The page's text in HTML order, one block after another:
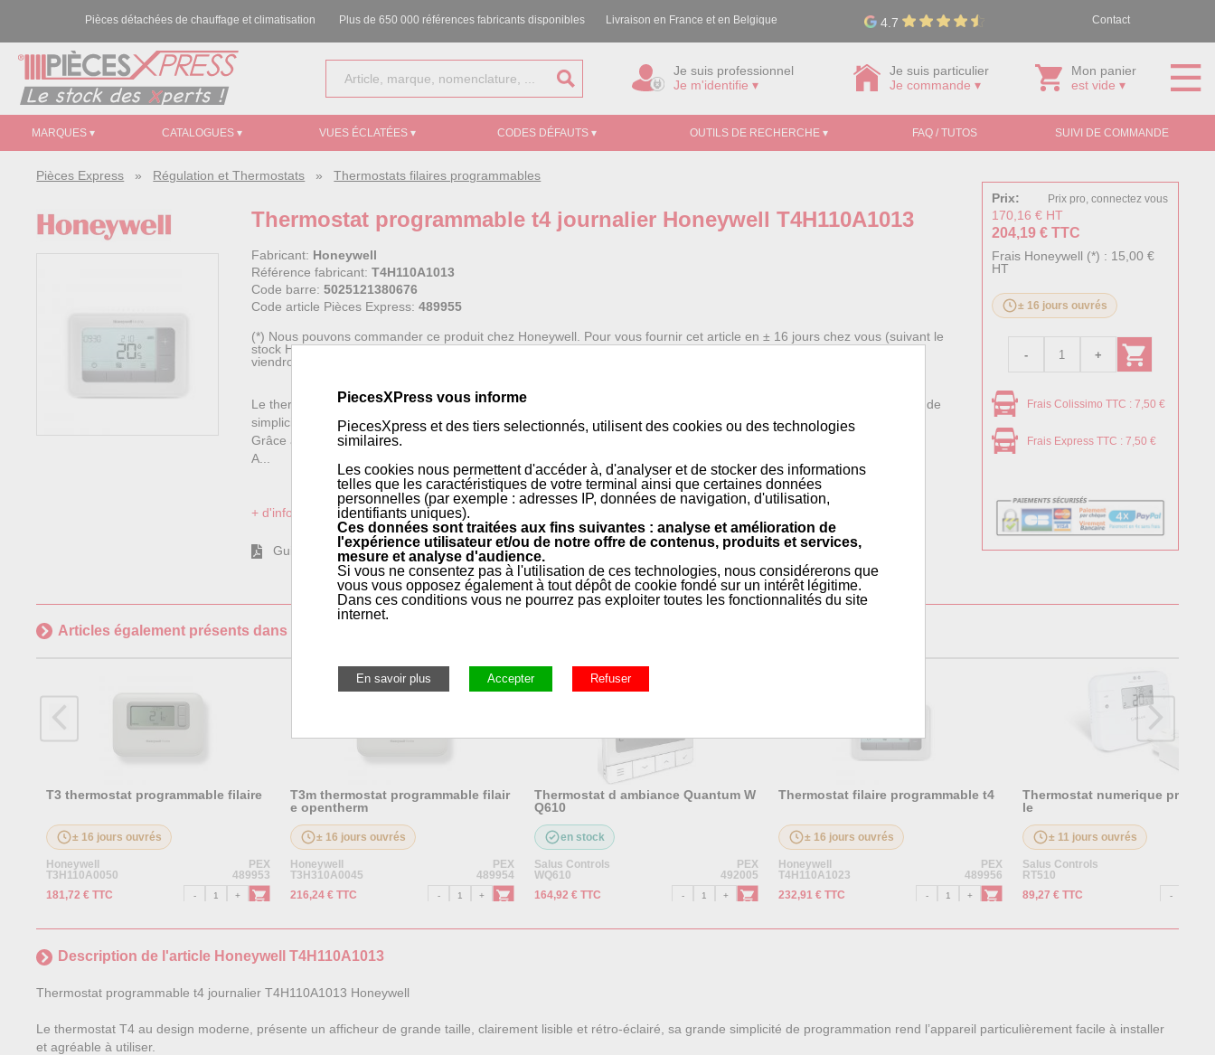
Pièces détachées de chauffage et climatisation Plus de 650 000 références fabricants disponibles Livraison en France et en Belgique 4.7 Contact
Je suis professionnel
Je m'identifie ▾
Je suis particulier
Je commande ▾
Mon panier
est vide ▾
MARQUES ▾ CATALOGUES ▾ VUES ÉCLATÉES ▾ CODES DÉFAUTS ▾ OUTILS DE RECHERCHE ▾ FAQ / TUTOS SUIVI DE COMMANDE
Pièces Express » Régulation et Thermostats »Thermostats filaires programmables
Thermostat programmable t4 journalier Honeywell T4H110A1013
Fabricant: Honeywell
Référence fabricant: T4H110A1013
Code barre: 5025121380676
Code article Pièces Express: 489955
(*) Nous pouvons commander ce produit chez Honeywell. Pour vous fournir cet article en ± 16 jours chez vous (suivant le
stock Honeywell), ce fournisseur nous facture 15,00 € HT de frais de transport pour commande spéciale. Ces frais
viendront s'ajouter à votre coût de transport dans votre panier.
Le thermostat T4 au design moderne, présente un afficheur de grande taille, clairement lisible et rétro-éclairé, sa grande
simplicité de programmation rend l’appareil particulièrement facile à installer et agréable à utiliser.
Grâce à son design moderne et esthétique, le T4 s’intègre dans tous les intérieurs.
A...
+ d'informations sur l'article
Guide utilisation Présentation
Prix: Prix pro, connectez vous
170,16 € HT
204,19 € TTC
Frais Honeywell (*) : 15,00 €
HT
± 16 jours ouvrés
Frais Colissimo TTC : 7,50 €
Frais Express TTC : 7,50 €
Articles également présents dans
T3 thermostat programmable filaire
± 16 jours ouvrés
Honeywell
PEX
T3H110A0050
489953
181,72 € TTC
T3m thermostat programmable filair
e opentherm
± 16 jours ouvrés
Honeywell
PEX
T3H310A0045
489954
216,24 € TTC
Thermostat d ambiance Quantum W
Q610
en stock
Salus Controls
PEX
WQ610
492005
164,92 € TTC
Thermostat filaire programmable t4
± 16 jours ouvrés
Honeywell
PEX
T4H110A1023
489956
232,91 € TTC
Thermostat numerique
le
± 11 jours ouvrés
Salus Controls
RT510
89,27 € TTC
Description de l'article Honeywell T4H110A1013
Thermostat programmable t4 journalier T4H110A1013 Honeywell
Le thermostat T4 au design moderne, présente un afficheur de grande taille, clairement lisible et rétro-éclairé, sa grande simplicité de programmation rend l’appareil particulièrement facile à installer
et agréable à utiliser.
PiecesXPress vous informe
PiecesXpress et des tiers selectionnés, utilisent des cookies ou des technologies
similaires.
Les cookies nous permettent d'accéder à, d'analyser et de stocker des informations
telles que les caractéristiques de votre terminal ainsi que certaines données
personnelles (par exemple : adresses IP, données de navigation, d'utilisation,
identifiants uniques).
Ces données sont traitées aux fins suivantes : analyse et amélioration de
l'expérience utilisateur et/ou de notre offre de contenus, produits et services,
mesure et analyse d'audience.
Si vous ne consentez pas à l'utilisation de ces technologies, nous considérerons que
vous vous opposez également à tout dépôt de cookie fondé sur un intérêt légitime.
Dans ces conditions vous ne pourrez pas exploiter toutes les fonctionnalités du site
internet.